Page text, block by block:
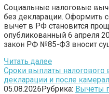
Социальные налоговые
без декларации. Оформить
вычет в РФ становится
опубликованный 6 апреля
закон РФ №85-ФЗ вносит
Читать далее
Сроки выплаты налогового
декларации и после
05.08.2026Рубрика: Вычеты